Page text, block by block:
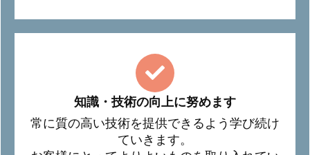
知識・技術の向上に努めます
常に質の高い技術を提供できるよう学び続け
ていきます。